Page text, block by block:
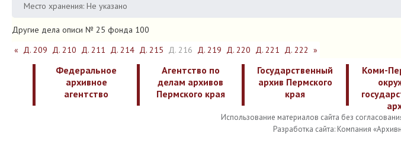
Место хранения: Не указано
Другие дела описи № 25 фонда 100
« Д. 209 Д. 210 Д. 211 Д. 214 Д. 215 Д. 216 Д. 219 Д. 220 Д. 221 Д. 222 »
Федеральное
архивное
агентство
Агентство по
делам архивов
Пермского края
Государственный
архив Пермского
края
Коми-
Использование материалов сайта без
Разработка сайта: Компания